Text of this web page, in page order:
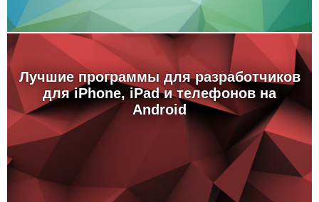
Лучшие программы для разработчиков
для iPhone, iPad и телефонов на
Android